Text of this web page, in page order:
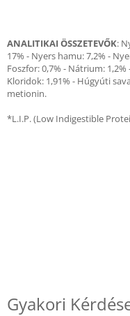
ANALITIKAI ÖSSZETEVŐK:
17% - Nyers hamu: 7,2% -
Foszfor: 0,7% - Nátrium:
Kloridok: 1,91% - Húgyúti
metionin.
*L.I.P. (Low Indigestible
Gyakori